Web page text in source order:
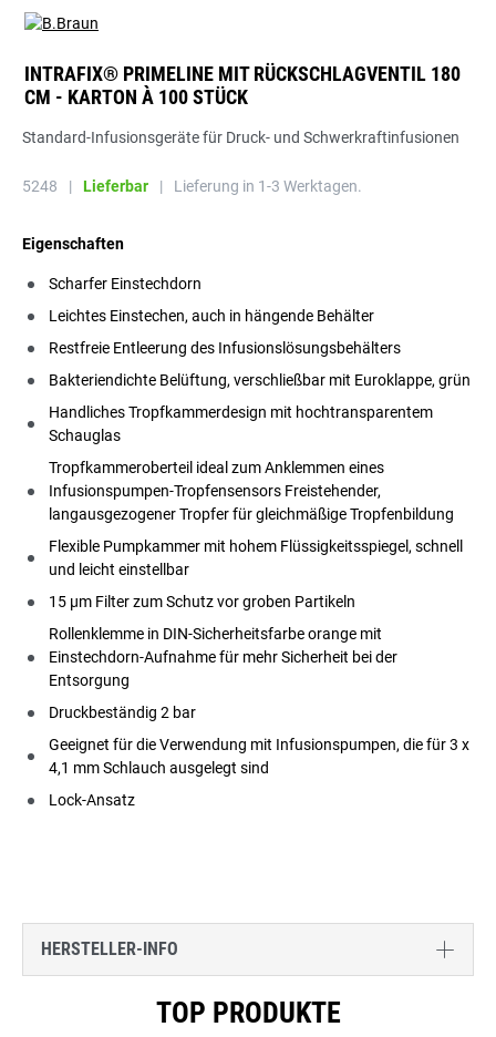
INTRAFIX® PRIMELINE MIT RÜCKSCHLAGVENTIL 180
CM - KARTON À 100 STÜCK
Standard-Infusionsgeräte für Druck- und Schwerkraftinfusionen
5248 | Lieferbar | Lieferung in 1-3 Werktagen.
Eigenschaften
Scharfer Einstechdorn
Leichtes Einstechen, auch in hängende Behälter
Restfreie Entleerung des Infusionslösungsbehälters
Bakteriendichte Belüftung, verschließbar mit Euroklappe, grün
Handliches Tropfkammerdesign mit hochtransparentem
Schauglas
Tropfkammeroberteil ideal zum Anklemmen eines
Infusionspumpen-Tropfensensors Freistehender,
langausgezogener Tropfer für gleichmäßige Tropfenbildung
Flexible Pumpkammer mit hohem Flüssigkeitsspiegel, schnell
und leicht einstellbar
15 µm Filter zum Schutz vor groben Partikeln
Rollenklemme in DIN-Sicherheitsfarbe orange mit
Einstechdorn-Aufnahme für mehr Sicherheit bei der
Entsorgung
Druckbeständig 2 bar
Geeignet für die Verwendung mit Infusionspumpen, die für 3 x
4,1 mm Schlauch ausgelegt sind
Lock-Ansatz
HERSTELLER-INFO
TOP PRODUKTE